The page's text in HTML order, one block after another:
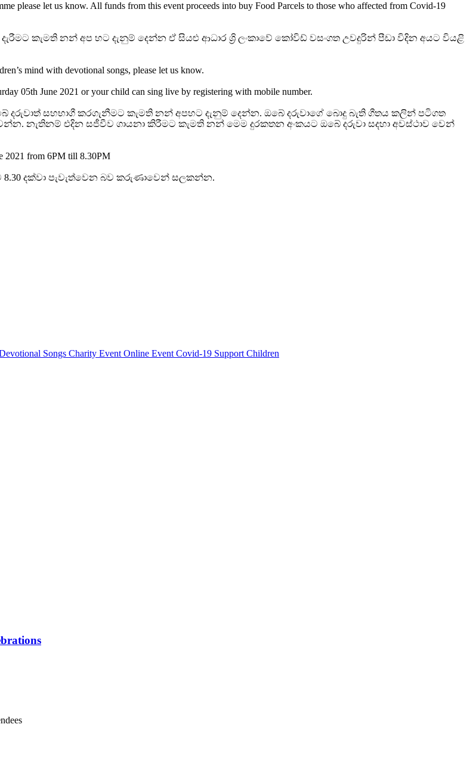
please let us know. All funds from this event proceeds into buy Food Parcels to those who affected from Covid-19
කැමති නන් අප හට දැනුම් දෙන්න ඒ සියළු ආධාර ශ්‍රි ලංකාවේ කෝවිඩ් වසංගත උවදුරින් පීඩා විදින අයට වියළි
mind with devotional songs, please let us know.
05th June 2021 or your child can sing live by registering with mobile number.
දරුවාත් සහභාගී කරගැනීමට කැමති නන් අපහට දැනුම් දෙන්න. ඔබේ දරුවාගේ බොදු බැති ගීතය කලින් පටිගත
නැතිනම් එදින සජීවීව ගායනා කිරීමට කැමති නන් මෙම දුරකතන අංකයට ඔබේ දරුවා සදහා අවස්ථාව වෙන්
2021 from 6PM till 8.30PM
8.30 දක්වා පැවැත්වෙන බව කරුණාවෙන් සලකන්න.
Songs Charity Event Online Event Covid-19 Support Children